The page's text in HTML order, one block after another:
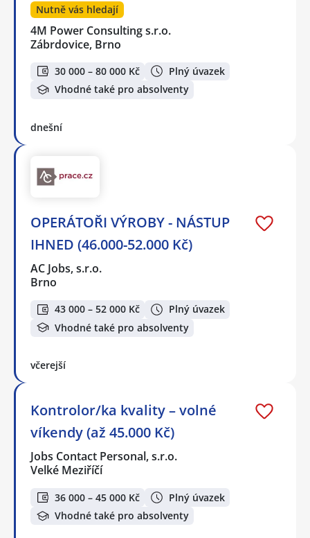
Nutně vás hledají
4M Power Consulting s.r.o.
Zábrdovice, Brno
30 000 – 80 000 Kč
Plný úvazek
Vhodné také pro absolventy
dnešní
OPERÁTOŘI VÝROBY - NÁSTUP
IHNED (46.000-52.000 Kč)
AC Jobs, s.r.o.
Brno
43 000 – 52 000 Kč
Plný úvazek
Vhodné také pro absolventy
včerejší
Kontrolor/ka kvality – volné
víkendy (až 45.000 Kč)
Jobs Contact Personal, s.r.o.
Velké Meziříčí
36 000 – 45 000 Kč
Plný úvazek
Vhodné také pro absolventy